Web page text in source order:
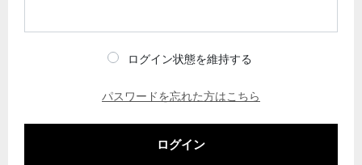
ログイン状態を維持する
パスワードを忘れた方はこちら
ログイン